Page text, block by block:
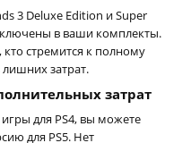
3 Deluxe Edition и Super
в ваши комплекты.
стремится к полному
затрат.
затрат
игры для PS4, вы можете
для PS5. Нет